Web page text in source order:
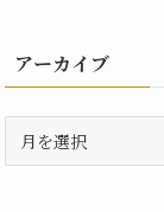
アーカイブ